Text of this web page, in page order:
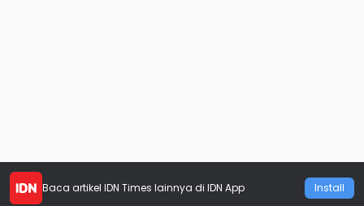
Baca artikel IDN Times lainnya di IDN App Install